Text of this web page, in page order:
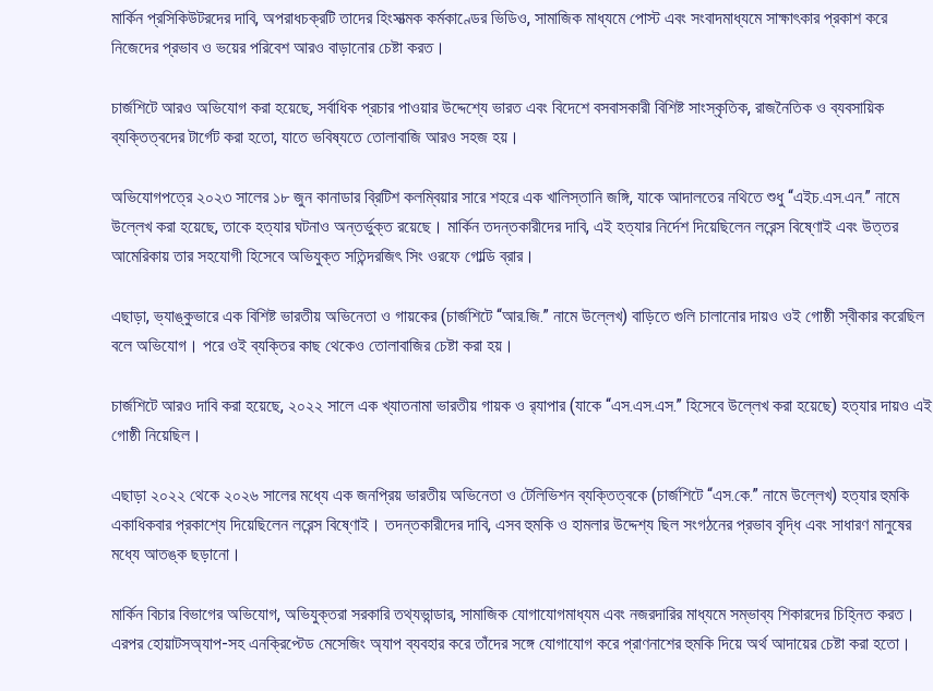
মার্কিন প্রসিকিউটরদের দাবি, অপরাধচক্রটি তাদের হিংসাত্মক কর্মকাণ্ডের ভিডিও, সামাজিক মাধ্যমে পোস্ট এবং সংবাদমাধ্যমে সাক্ষাৎকার প্রকাশ করে
নিজেদের প্রভাব ও ভয়ের পরিবেশ আরও বাড়ানোর চেষ্টা করত।
চার্জশিটে আরও অভিযোগ করা হয়েছে, সর্বাধিক প্রচার পাওয়ার উদ্দেশ্যে ভারত এবং বিদেশে বসবাসকারী বিশিষ্ট সাংস্কৃতিক, রাজনৈতিক ও ব্যবসায়িক
ব্যক্তিত্বদের টার্গেট করা হতো, যাতে ভবিষ্যতে তোলাবাজি আরও সহজ হয়।
অভিযোগপত্রে ২০২৩ সালের ১৮ জুন কানাডার ব্রিটিশ কলম্বিয়ার সারে শহরে এক খালিস্তানি জঙ্গি, যাকে আদালতের নথিতে শুধু “এইচ.এস.এন.” নামে
উল্লেখ করা হয়েছে, তাকে হত্যার ঘটনাও অন্তর্ভুক্ত রয়েছে। মার্কিন তদন্তকারীদের দাবি, এই হত্যার নির্দেশ দিয়েছিলেন লরেন্স বিষ্ণোই এবং উত্তর
আমেরিকায় তার সহযোগী হিসেবে অভিযুক্ত সতিন্দরজিৎ সিং ওরফে গোল্ডি ব্রার।
এছাড়া, ভ্যাঙ্কুভারে এক বিশিষ্ট ভারতীয় অভিনেতা ও গায়কের (চার্জশিটে “আর.জি.” নামে উল্লেখ) বাড়িতে গুলি চালানোর দায়ও ওই গোষ্ঠী স্বীকার করেছিল
বলে অভিযোগ। পরে ওই ব্যক্তির কাছ থেকেও তোলাবাজির চেষ্টা করা হয়।
চার্জশিটে আরও দাবি করা হয়েছে, ২০২২ সালে এক খ্যাতনামা ভারতীয় গায়ক ও র‌্যাপার (যাকে “এস.এস.এস.” হিসেবে উল্লেখ করা হয়েছে) হত্যার দায়ও এই
গোষ্ঠী নিয়েছিল।
এছাড়া ২০২২ থেকে ২০২৬ সালের মধ্যে এক জনপ্রিয় ভারতীয় অভিনেতা ও টেলিভিশন ব্যক্তিত্বকে (চার্জশিটে “এস.কে.” নামে উল্লেখ) হত্যার হুমকি
একাধিকবার প্রকাশ্যে দিয়েছিলেন লরেন্স বিষ্ণোই। তদন্তকারীদের দাবি, এসব হুমকি ও হামলার উদ্দেশ্য ছিল সংগঠনের প্রভাব বৃদ্ধি এবং সাধারণ মানুষের
মধ্যে আতঙ্ক ছড়ানো।
মার্কিন বিচার বিভাগের অভিযোগ, অভিযুক্তরা সরকারি তথ্যভান্ডার, সামাজিক যোগাযোগমাধ্যম এবং নজরদারির মাধ্যমে সম্ভাব্য শিকারদের চিহ্নিত করত।
এরপর হোয়াটসঅ্যাপ-সহ এনক্রিপ্টেড মেসেজিং অ্যাপ ব্যবহার করে তাঁদের সঙ্গে যোগাযোগ করে প্রাণনাশের হুমকি দিয়ে অর্থ আদায়ের চেষ্টা করা হতো।